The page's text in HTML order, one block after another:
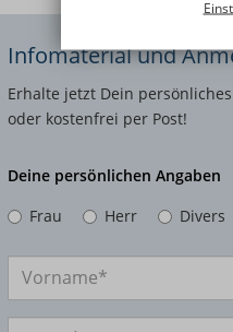
Infomaterial und
Erhalte jetzt Dein
oder kostenfrei per Post!
Deine persönlichen Angaben
Frau
Herr Divers